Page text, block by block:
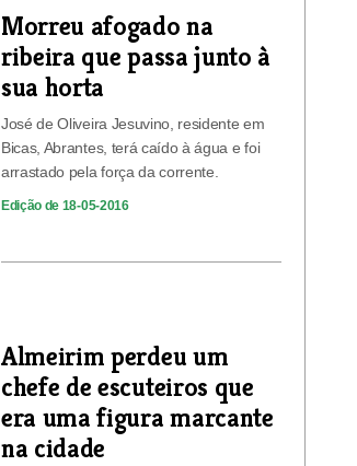
Morreu afogado na
ribeira que passa junto à
sua horta
José de Oliveira Jesuvino, residente em
Bicas, Abrantes, terá caído à água e foi
arrastado pela força da corrente.
Edição de 18-05-2016
Almeirim perdeu um
chefe de escuteiros que
era uma figura marcante
na cidade